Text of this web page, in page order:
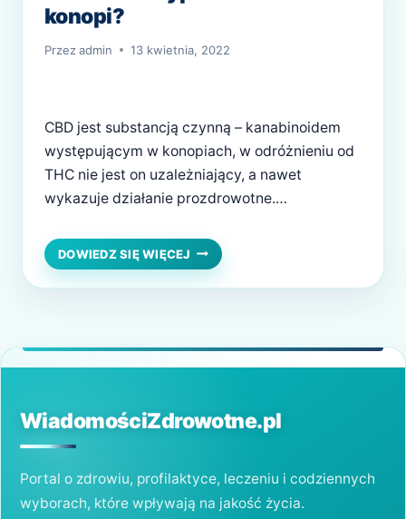
konopi?
Przezadmin 13 kwietnia, 2022
CBD jest substancją czynną – kanabinoidem
występującym w konopiach, w odróżnieniu od
THC nie jest on uzależniający, a nawet
wykazuje działanie prozdrowotne.
znane każdemu użytkownikowi tego
specyfiku. Jakie jeszcze zbawienne działania
wykazuje CBD? Właściwości CBD CBD
DOWIEDZ SIĘ WIĘCEJ CO
MOŻNA
WYPRODUKOWAĆ
WiadomościZdrowotne.pl
Portal o zdrowiu, profilaktyce, leczeniu i codziennych
wyborach, które wpływają na jakość życia.